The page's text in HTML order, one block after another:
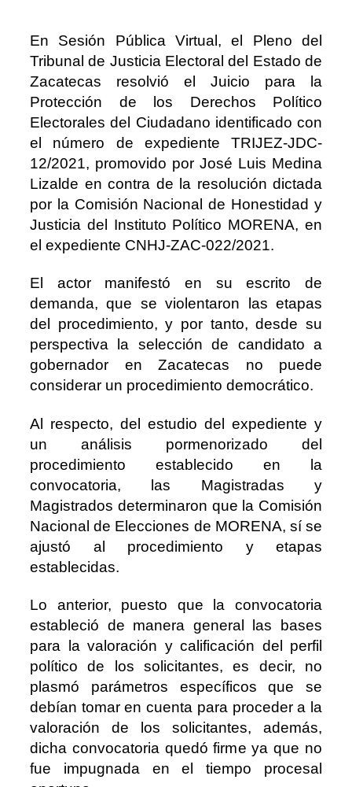
En Sesión Pública Virtual, el Pleno del
Tribunal de Justicia Electoral del Estado de
Zacatecas resolvió el Juicio para la
Protección de los Derechos Político
Electorales del Ciudadano identificado con
el número de expediente TRIJEZ-JDC-
12/2021, promovido por José Luis Medina
Lizalde en contra de la resolución dictada
por la Comisión Nacional de Honestidad y
Justicia del Instituto Político MORENA, en
el expediente CNHJ-ZAC-022/2021.
El actor manifestó en su escrito de
demanda, que se violentaron las etapas
del procedimiento, y por tanto, desde su
perspectiva la selección de candidato a
gobernador en Zacatecas no puede
considerar un procedimiento democrático.
Al respecto, del estudio del expediente y
un análisis pormenorizado del
procedimiento establecido en la
convocatoria, las Magistradas y
Magistrados determinaron que la Comisión
Nacional de Elecciones de MORENA, sí se
ajustó al procedimiento y etapas
establecidas.
Lo anterior, puesto que la convocatoria
estableció de manera general las bases
para la valoración y calificación del perfil
político de los solicitantes, es decir, no
plasmó parámetros específicos que se
debían tomar en cuenta para proceder a la
valoración de los solicitantes, además,
dicha convocatoria quedó firme ya que no
fue impugnada en el tiempo procesal